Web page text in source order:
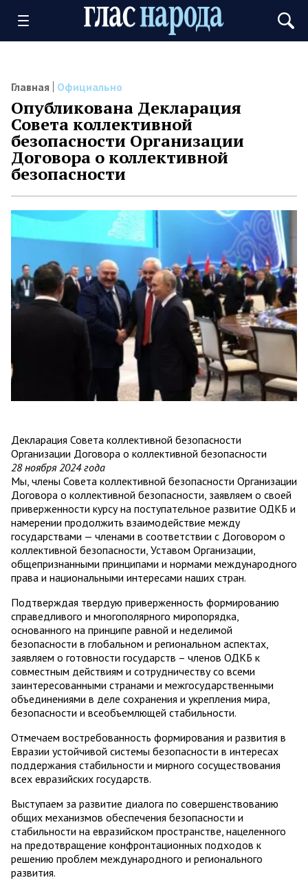
Главная Официально
Опубликована Декларация
Совета коллективной
безопасности Организации
Договора о коллективной
безопасности
Декларация Совета коллективной безопасности
Организации Договора о коллективной безопасности
28 ноября 2024 года
Мы, члены Совета коллективной безопасности Организации
Договора о коллективной безопасности, заявляем о своей
приверженности курсу на поступательное развитие ОДКБ и
намерении продолжить взаимодействие между
государствами — членами в соответствии с Договором о
коллективной безопасности, Уставом Организации,
общепризнанными принципами и нормами международного
права и национальными интересами наших стран.
Подтверждая твердую приверженность формированию
справедливого и многополярного миропорядка,
основанного на принципе равной и неделимой
безопасности в глобальном и региональном аспектах,
заявляем о готовности государств – членов ОДКБ к
совместным действиям и сотрудничеству со всеми
заинтересованными странами и межгосударственными
объединениями в деле сохранения и укрепления мира,
безопасности и всеобъемлющей стабильности.
Отмечаем востребованность формирования и развития в
Евразии устойчивой системы безопасности в интересах
поддержания стабильности и мирного сосуществования
всех евразийских государств.
Выступаем за развитие диалога по совершенствованию
общих механизмов обеспечения безопасности и
стабильности на евразийском пространстве, нацеленного
на предотвращение конфронтационных подходов к
решению проблем международного и регионального
развития.